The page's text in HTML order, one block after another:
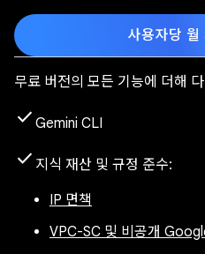
사용자당 월
무료 버전의 모든 기능에 더해
check Gemini CLI
check 지식 재산 및 규정 준수:
IP 면책
VPC-SC 및 비공개